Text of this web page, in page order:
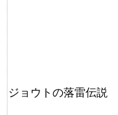
ジョウトの落雷伝説